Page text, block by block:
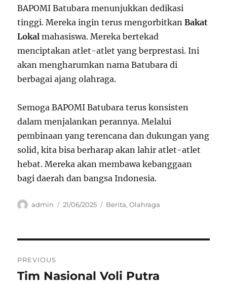
BAPOMI Batubara menunjukkan dedikasi
tinggi. Mereka ingin terus mengorbitkanBakat
Lokal mahasiswa. Mereka bertekad
menciptakan atlet-atlet yang berprestasi. Ini
akan mengharumkan nama Batubara di
berbagai ajang olahraga.
Semoga BAPOMI Batubara terus konsisten
dalam menjalankan perannya. Melalui
pembinaan yang terencana dan dukungan yang
solid, kita bisa berharap akan lahir atlet-atlet
hebat. Mereka akan membawa kebanggaan
bagi daerah dan bangsa Indonesia.
Author
admin
Posted
21/06/2025 Categories
Berita,Olahraga
pos
PREVIOUS
Previous
Tim Nasional Voli Putra